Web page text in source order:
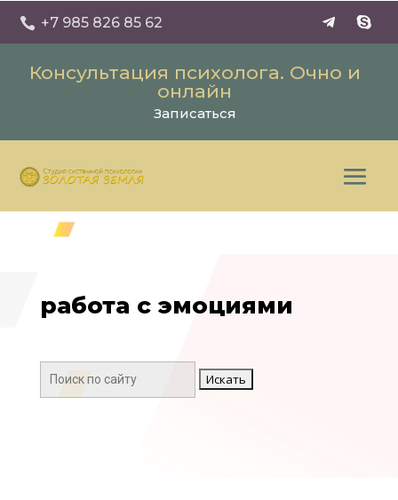
 +7 985 826 85 62
Консультация психолога. Очно и
онлайн
Записаться
работа с эмоциями
Поиск: